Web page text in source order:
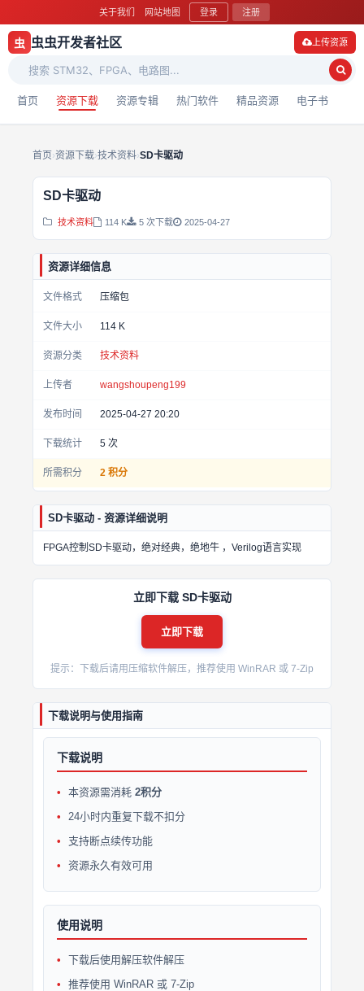
关于我们 网站地图 登录 注册
虫 虫虫开发者社区
首页 资源下载 资源专辑 热门软件 精品资源 电子书
上传资源
首页›资源下载›技术资料›SD卡驱动
SD卡驱动
技术资料 114 K 5 次下载 2025-04-27
资源详细信息
文件格式 压缩包
文件大小 114 K
资源分类 技术资料
上传者 wangshoupeng199
发布时间 2025-04-27 20:20
下载统计 5 次
所需积分 2 积分
SD卡驱动 - 资源详细说明
FPGA控制SD卡驱动，绝对经典，绝地牛 ，Verilog语言实现
立即下载 SD卡驱动
立即下载
提示：下载后请用压缩软件解压，推荐使用 WinRAR 或 7-Zip
下载说明与使用指南
下载说明
本资源需消耗 2积分
24小时内重复下载不扣分
支持断点续传功能
资源永久有效可用
使用说明
下载后使用解压软件解压
推荐使用 WinRAR 或 7-Zip